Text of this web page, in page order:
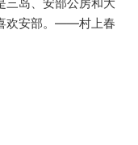
三岛、安部公房和大
欢安部。——村上春